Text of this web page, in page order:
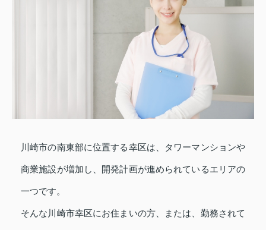
川崎市の南東部に位置する幸区は、タワーマンションや
商業施設が増加し、開発計画が進められているエリアの
一つです。
そんな川崎市幸区にお住まいの方、または、勤務されて